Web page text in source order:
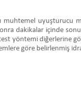
uyuşturucu
dakikalar içinde
yöntemi diğerlerine
göre belirlenmiş